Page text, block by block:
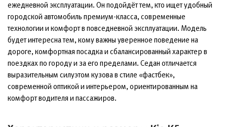
ежедневной эксплуатации. Он подойдёт тем, кто ищет удобный
городской автомобиль премиум-класса, современные
технологии и комфорт в повседневной эксплуатации. Модель
будет интересна тем, кому важны уверенное поведение на
дороге, комфортная посадка и сбалансированный характер в
поездках по городу и за его пределами. Седан отличается
выразительным силуэтом кузова в стиле «фастбек»,
современной оптикой и интерьером, ориентированным на
комфорт водителя и пассажиров.